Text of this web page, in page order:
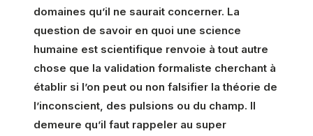
domaines qu’il ne saurait concerner. La
question de savoir en quoi une science
humaine est scientifique renvoie à tout autre
chose que la validation formaliste cherchant à
établir si l’on peut ou non falsifier la théorie de
l’inconscient, des pulsions ou du champ. Il
demeure qu’il faut rappeler au super